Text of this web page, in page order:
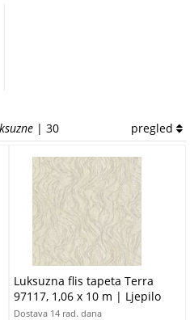
| 30 pregled
Luksuzna flis tapeta Terra
97117, 1,06 x 10 m | Ljepilo
besplatno
Dostava 14 rad. dana